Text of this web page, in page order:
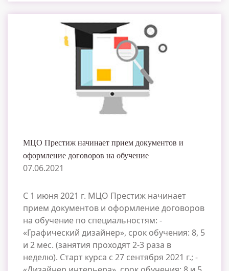
МЦО Престиж начинает прием документов и
оформление договоров на обучение
07.06.2021
С 1 июня 2021 г. МЦО Престиж начинает
прием документов и оформление договоров
на обучение по специальностям: -
«Графический дизайнер», срок обучения: 8, 5
и 2 мес. (занятия проходят 2-3 раза в
неделю). Старт курса с 27 сентября 2021 г.; -